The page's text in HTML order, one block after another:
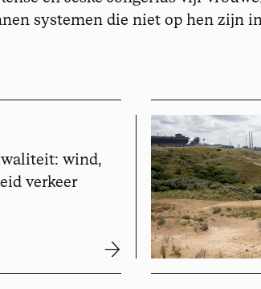
systemen die niet op hen zijn
wind,
verkeer